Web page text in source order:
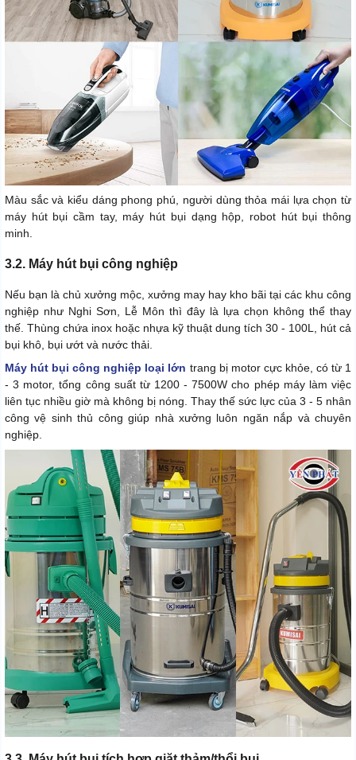
Màu sắc và kiểu dáng phong phú, người dùng thỏa mái lựa chọn từ
máy hút bụi cầm tay, máy hút bụi dạng hộp, robot hút bụi thông
minh.
3.2. Máy hút bụi công nghiệp
Nếu bạn là chủ xưởng mộc, xưởng may hay kho bãi tại các khu công
nghiệp như Nghi Sơn, Lễ Môn thì đây là lựa chọn không thể thay
thế. Thùng chứa inox hoặc nhựa kỹ thuật dung tích 30 - 100L, hút cả
bụi khô, bụi ướt và nước thải.
Máy hút bụi công nghiệp loại lớn trang bị motor cực khỏe, có từ 1
- 3 motor, tổng công suất từ 1200 - 7500W cho phép máy làm việc
liên tục nhiều giờ mà không bị nóng. Thay thế sức lực của 3 - 5 nhân
công vệ sinh thủ công giúp nhà xưởng luôn ngăn nắp và chuyên
nghiệp.